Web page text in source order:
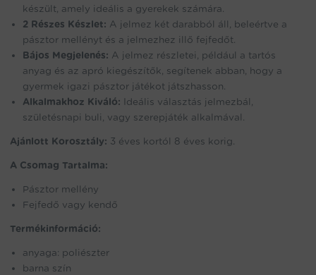
készült, amely ideális a gyerekek számára.
2 Részes Készlet: A jelmez két darabból áll, beleértve a
pásztor mellényt és a jelmezhez illő fejfedőt.
Bájos Megjelenés: A jelmez részletei, például a tartós
anyag és az apró kiegészítők, segítenek abban, hogy a
gyermek igazi pásztor játékot játszhasson.
Alkalmakhoz Kiváló: Ideális választás jelmezbál,
születésnapi buli, vagy szerepjáték alkalmával.
Ajánlott Korosztály: 3 éves kortól 8 éves korig.
A Csomag Tartalma:
Pásztor mellény
Fejfedő vagy kendő
Termékinformáció:
anyaga: poliészter
barna szín